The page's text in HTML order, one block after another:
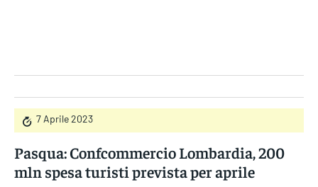
7 Aprile 2023
Pasqua: Confcommercio Lombardia, 200
mln spesa turisti prevista per aprile